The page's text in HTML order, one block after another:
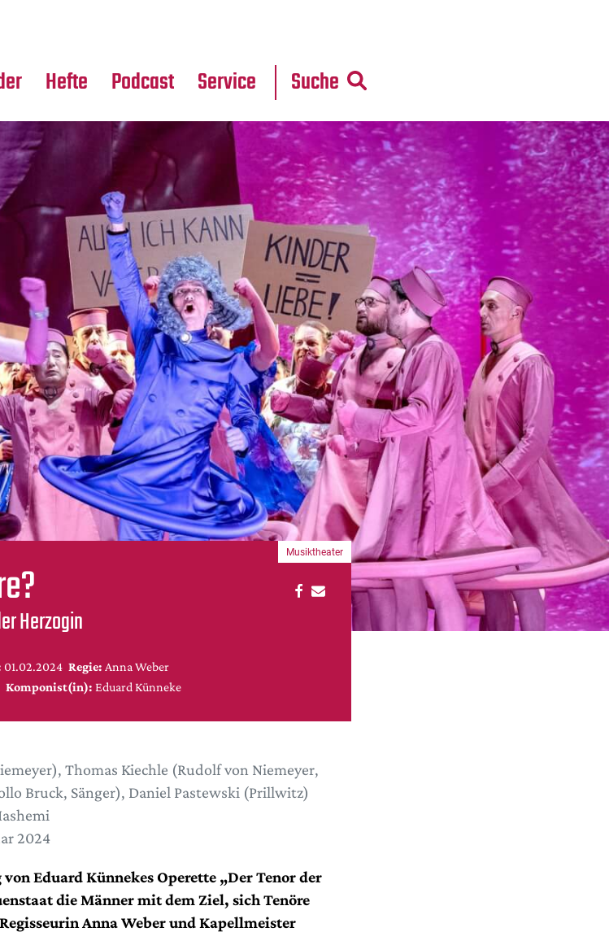
Hefte Podcast Service Suche
Herzogin
01.02.2024 Regie: Anna Weber
Komponist(in): Eduard Künneke
Musiktheater
Thomas Kiechle (Rudolf von Niemeyer,
Bruck, Sänger), Daniel Pastewski (Prillwitz)
2024
Eduard Künnekes Operette „Der Tenor der
die Männer mit dem Ziel, sich Tenöre
Anna Weber und Kapellmeister